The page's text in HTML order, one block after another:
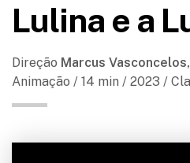
Lulina e a
Direção Marcus
Animação / 14 min / 2023 /